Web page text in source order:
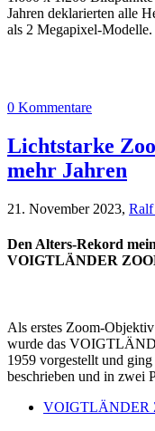
Jahren deklarierten alle
als 2 Megapixel-Modelle.
0 Kommentare
Lichtstarke
mehr Jahren
21. November 2023, Ralf
Den Alters-Rekord
VOIGTLÄNDER
Als erstes Zoom-
wurde das
1959 vorgestellt und
beschrieben und in zwei
VOIGTLÄNDER